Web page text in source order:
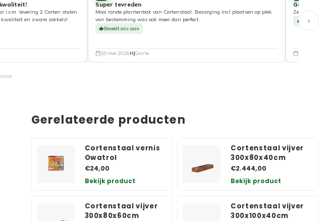
i.v.m. levering 2 Corten stalen
kwaliteit en zware sokkels!
Super tevreden
Mooi ronde plantenbak van Cortenstaal. Bezorging incl plaatsen op plek
van bestemming was ook meer dan perfect.
Beveelt ons aan
20 mei 2026HJGoirle
Goede
Zeer tevreden
Beveelt ons
›
Gerelateerde producten
Cortenstaal vernis
Owatrol
€24,00
Bekijk product
Cortenstaal vijver
300x80x40cm
€2.444,00
Bekijk product
Cortenstaal vijver
300x80x60cm
Cortenstaal vijver
300x100x40cm